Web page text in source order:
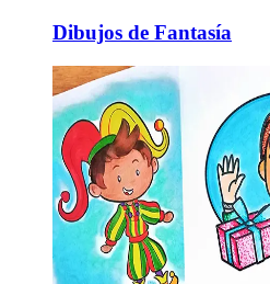
Dibujos de Fantasía